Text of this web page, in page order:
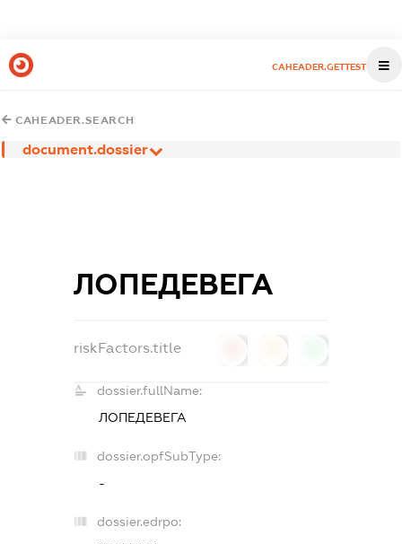
CAHEADER.GETTEST
CAHEADER.SEARCH
document.dossier
ЛОПЕДЕВЕГА
riskFactors.title
dossier.fullName:
ЛОПЕДЕВЕГА
dossier.opfSubType:
-
dossier.edrpo: